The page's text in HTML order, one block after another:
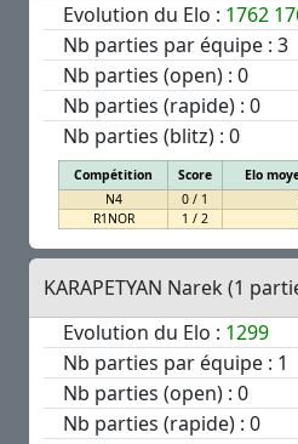
Evolution du Elo : 1762
Nb parties par équipe : 3
Nb parties (open) : 0
Nb parties (rapide) : 0
Nb parties (blitz) : 0
Compétition Score Elo
N4
0 / 1
R1NOR
1 / 2
KARAPETYAN Narek (1
Evolution du Elo : 1299
Nb parties par équipe : 1
Nb parties (open) : 0
Nb parties (rapide) : 0